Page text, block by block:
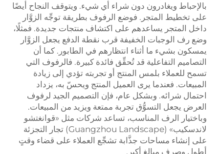
بالإحباط ويغادرون دون شراء أي شيء. ويتوقف النجاح أيضًا
على تخطيط المتجر. فوضع الرفوف بطريقة توجِّه الزوَّار
داخل المتجر يساعدهم على اكتشاف منتجات جديدة. فمثلًا،
وضع رف الوجبات الخفيفة قرب نقطة الدفع يجعل الزوَّار
يمسكون بشيء ما أثناء انتظارهم في الطابور. كما أن
التصاميم التفاعلية قد تُحقِّق فائدة كبيرة. فالرفوف التي
تسمح للعملاء بلمس المنتج أو تجربته تؤدي إلى زيادة
المبيعات. فعندما يرى العميل المنتج ويحسّ به، يزداد
احتمال شرائه. وبشكل عام، فإن التصميم الجيد لرفوف
العرض يجعل التسوُّق تجربة ممتعة ويزيد من المبيعات.
وباختيار الرف المناسب، تساعد شركات مثل «قوانغتشو
لاندسكيب» (Guangzhou Landscape) تجار التجزئة
على إنشاء مساحات جذَّابة تشجِّع العملاء على قضاء وقتٍ
أطول وصرف مبالغ أكبر.